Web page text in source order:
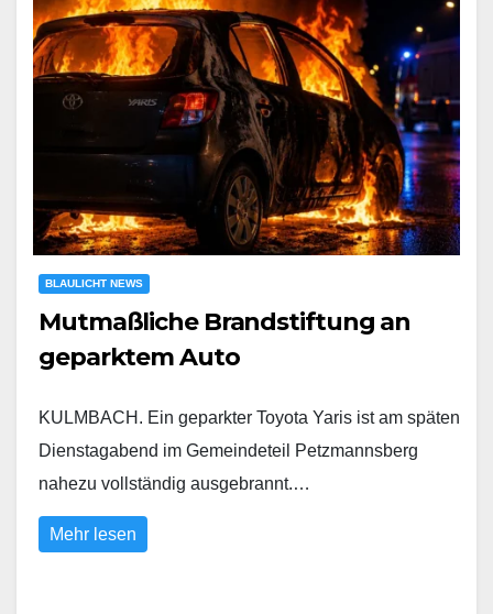
BLAULICHT NEWS
Mutmaßliche Brandstiftung an
geparktem Auto
KULMBACH. Ein geparkter Toyota Yaris ist am späten
Dienstagabend im Gemeindeteil Petzmannsberg
nahezu vollständig ausgebrannt.…
Mehr lesen